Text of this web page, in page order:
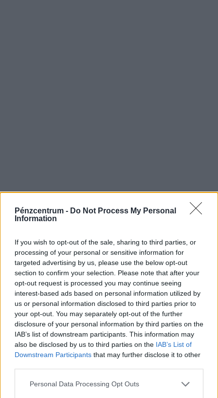
Pénzcentrum - Do Not Process My Personal
Information
If you wish to opt-out of the sale, sharing to third parties, or
processing of your personal or sensitive information for
targeted advertising by us, please use the below opt-out
section to confirm your selection. Please note that after your
opt-out request is processed you may continue seeing
interest-based ads based on personal information utilized by
us or personal information disclosed to third parties prior to
your opt-out. You may separately opt-out of the further
disclosure of your personal information by third parties on the
IAB’s list of downstream participants. This information may
also be disclosed by us to third parties on the IAB’s List of
Downstream Participants that may further disclose it to other
Personal Data Processing Opt Outs